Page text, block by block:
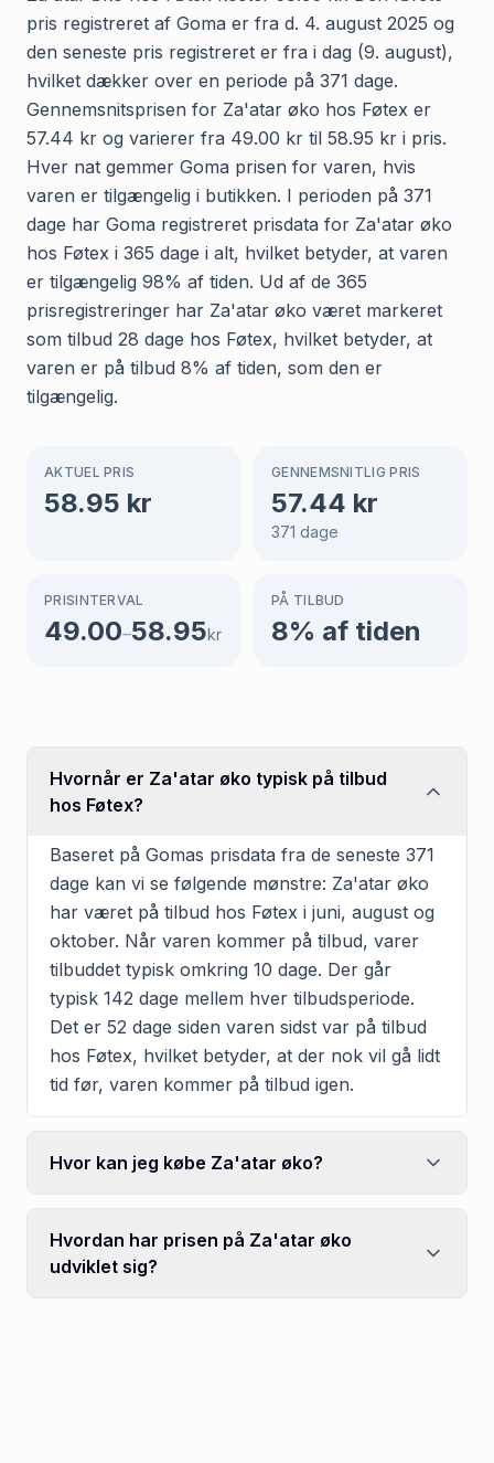
pris registreret af Goma er fra d. 4. august 2025 og
den seneste pris registreret er fra i dag (9. august),
hvilket dækker over en periode på 371 dage.
Gennemsnitsprisen for Za'atar øko hos Føtex er
57.44 kr og varierer fra 49.00 kr til 58.95 kr i pris.
Hver nat gemmer Goma prisen for varen, hvis
varen er tilgængelig i butikken. I perioden på 371
dage har Goma registreret prisdata for Za'atar øko
hos Føtex i 365 dage i alt, hvilket betyder, at varen
er tilgængelig 98% af tiden. Ud af de 365
prisregistreringer har Za'atar øko været markeret
som tilbud 28 dage hos Føtex, hvilket betyder, at
varen er på tilbud 8% af tiden, som den er
tilgængelig.
AKTUEL PRIS
58.95 kr
GENNEMSNITLIG PRIS
57.44 kr
371 dage
PRISINTERVAL
49.00–58.95kr
PÅ TILBUD
8% af tiden
Hvornår er Za'atar øko typisk på tilbud
hos Føtex?
Baseret på Gomas prisdata fra de seneste 371
dage kan vi se følgende mønstre: Za'atar øko
har været på tilbud hos Føtex i juni, august og
oktober. Når varen kommer på tilbud, varer
tilbuddet typisk omkring 10 dage. Der går
typisk 142 dage mellem hver tilbudsperiode.
Det er 52 dage siden varen sidst var på tilbud
hos Føtex, hvilket betyder, at der nok vil gå lidt
tid før, varen kommer på tilbud igen.
Hvor kan jeg købe Za'atar øko?
Hvordan har prisen på Za'atar øko
udviklet sig?